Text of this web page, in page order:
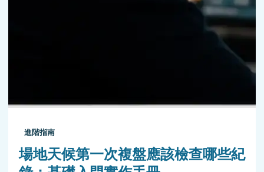
進階指南
場地天候第一次複盤應該檢查哪些紀